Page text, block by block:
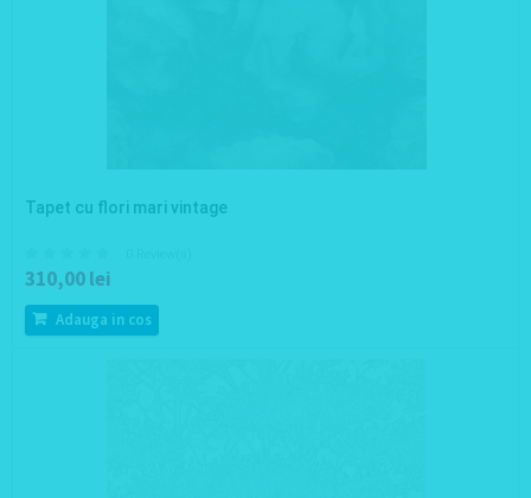
Tapet cu flori mari vintage
310,00 lei
Adauga in cos